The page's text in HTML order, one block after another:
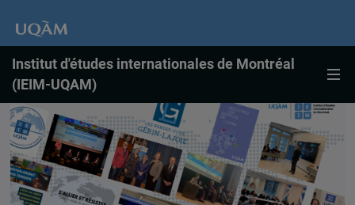
Institut d'études internationales de Montréal
(IEIM-UQAM)